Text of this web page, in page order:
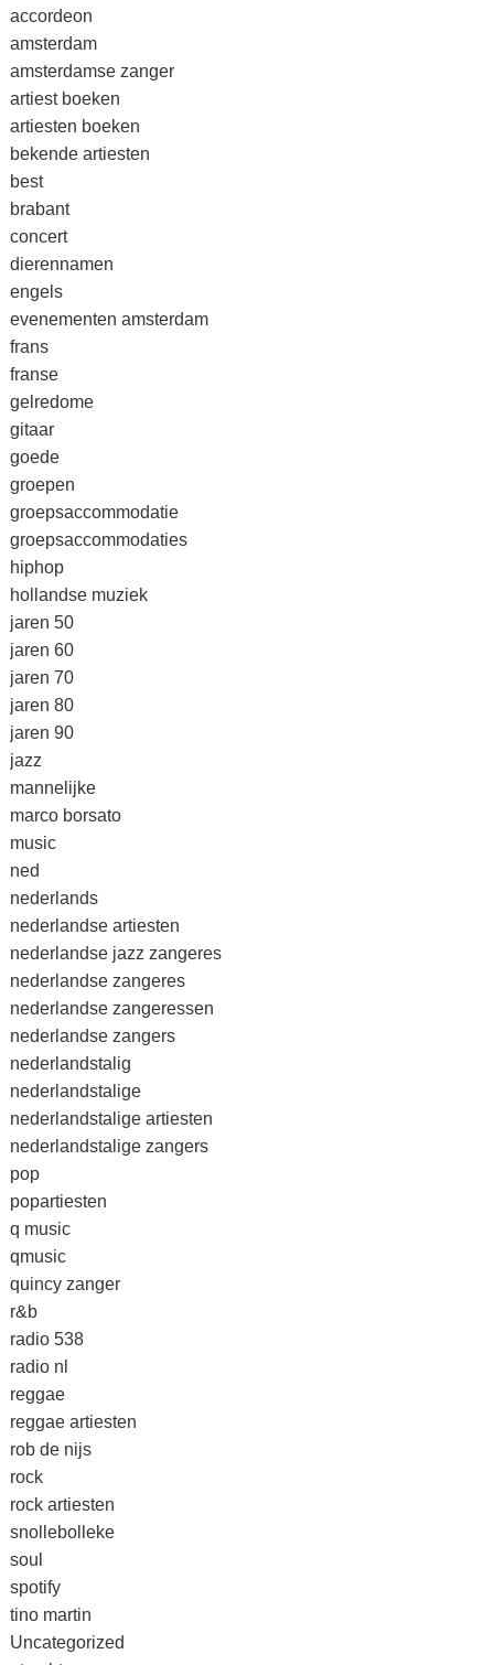
accordeon
amsterdam
amsterdamse zanger
artiest boeken
artiesten boeken
bekende artiesten
best
brabant
concert
dierennamen
engels
evenementen amsterdam
frans
franse
gelredome
gitaar
goede
groepen
groepsaccommodatie
groepsaccommodaties
hiphop
hollandse muziek
jaren 50
jaren 60
jaren 70
jaren 80
jaren 90
jazz
mannelijke
marco borsato
music
ned
nederlands
nederlandse artiesten
nederlandse jazz zangeres
nederlandse zangeres
nederlandse zangeressen
nederlandse zangers
nederlandstalig
nederlandstalige
nederlandstalige artiesten
nederlandstalige zangers
pop
popartiesten
q music
qmusic
quincy zanger
r&b
radio 538
radio nl
reggae
reggae artiesten
rob de nijs
rock
rock artiesten
snollebolleke
soul
spotify
tino martin
Uncategorized